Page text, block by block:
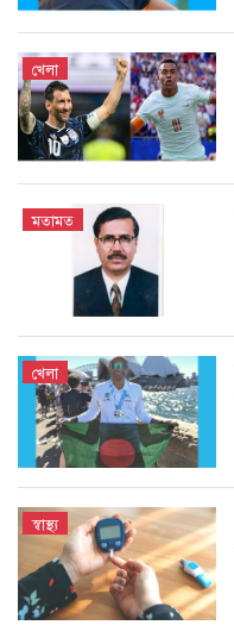
খেলা
মতামত
খেলা
স্বাস্থ্য